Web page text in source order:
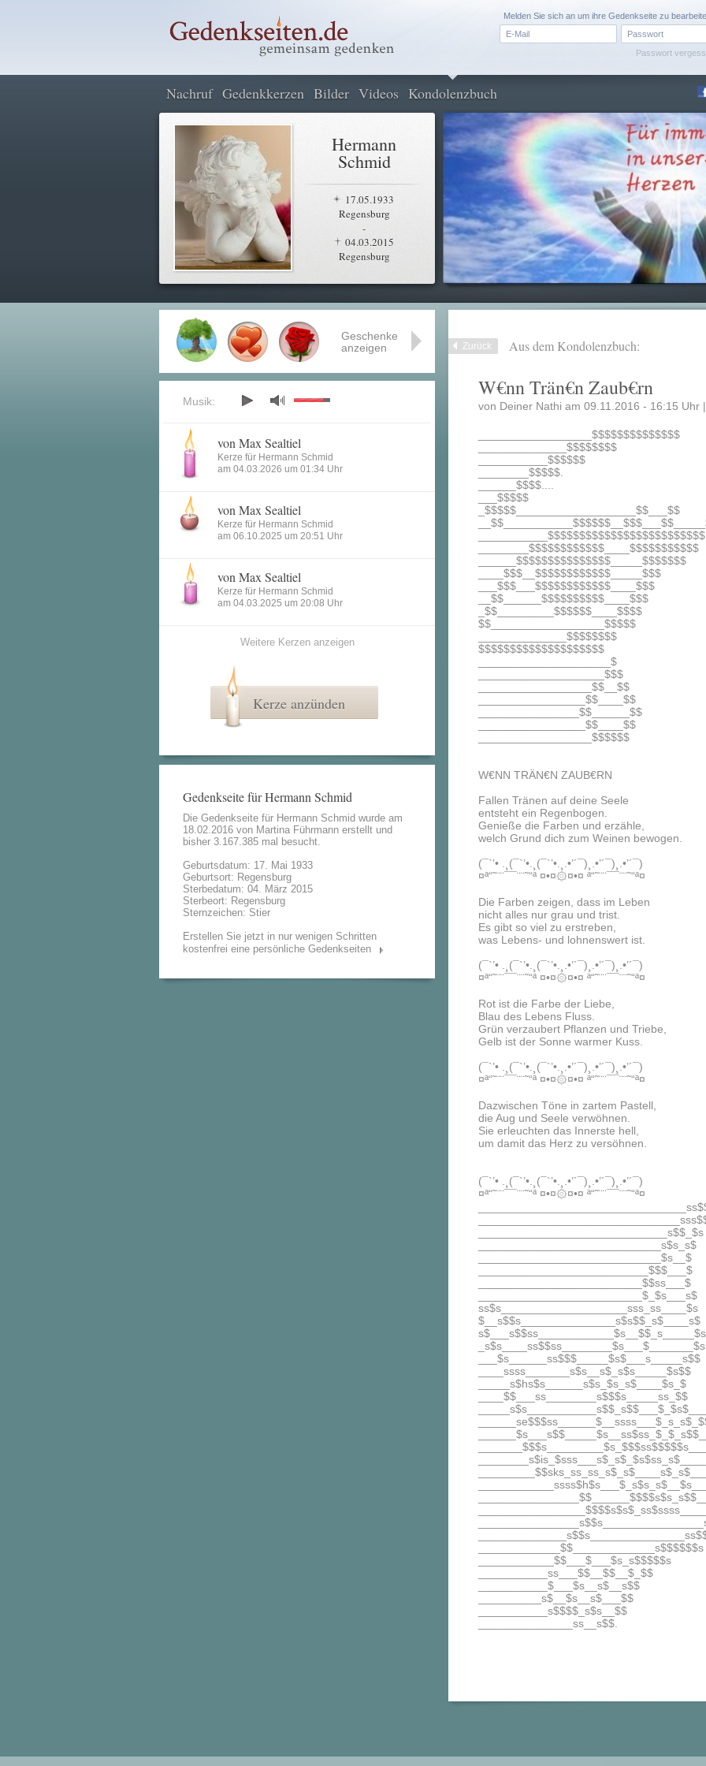
Passwort
Melden Sie sich an um ihre Gedenkseite zu
Nachruf Gedenkkerzen Bilder Videos Kondolenzbuch
Hermann
Schmid
17.05.1933
Regensburg
-
04.03.2015
Regensburg
Zurück Aus dem Kondolenzbuch:
W€nn Trän€n Zaub€rn
von Deiner Nathi am 09.11.2016 - 16:15 Uhr |
__________________$$$$$$$$$$$$$$
______________$$$$$$$$
___________$$$$$$
________$$$$$.
______$$$$....
___$$$$$
_$$$$$___________________$$___$$
___________$$$$$$$$$$$$$$$$$$$$$$$$$
________$$$$$$$$$$$$____$$$$$$$$$$$
______$$$$$$$$$$$$$$$_____$$$$$$$
____$$$__$$$$$$$$$$$$_____$$$
___$$$___$$$$$$$$$$$$____$$$
__$$______$$$$$$$$$$____$$$
_$$_________$$$$$$____$$$$
$$__________________$$$$$
______________$$$$$$$$
$$$$$$$$$$$$$$$$$$$$
_____________________$
____________________$$$
__________________$$__$$
_________________$$____$$
________________$$______$$
_________________$$____$$
__________________$$$$$$
W€NN TRÄN€N ZAUB€RN
Fallen Tränen auf deine Seele
entsteht ein Regenbogen.
Genieße die Farben und erzähle,
welch Grund dich zum Weinen bewogen.
(¯`’• .¸(¯`’•.¸(¯`’•.¸.•’´¯)¸.•’´¯)¸.•’´¯)
¤ª“˜¨¨¯¯¨¨˜“ª ¤•¤۞¤•¤ ª“˜¨¨¯¯¨¨˜“ª¤
Die Farben zeigen, dass im Leben
nicht alles nur grau und trist.
Es gibt so viel zu erstreben,
was Lebens- und lohnenswert ist.
(¯`’• .¸(¯`’•.¸(¯`’•.¸.•’´¯)¸.•’´¯)¸.•’´¯)
¤ª“˜¨¨¯¯¨¨˜“ª ¤•¤۞¤•¤ ª“˜¨¨¯¯¨¨˜“ª¤
Rot ist die Farbe der Liebe,
Blau des Lebens Fluss.
Grün verzaubert Pflanzen und Triebe,
Gelb ist der Sonne warmer Kuss.
(¯`’• .¸(¯`’•.¸(¯`’•.¸.•’´¯)¸.•’´¯)¸.•’´¯)
¤ª“˜¨¨¯¯¨¨˜“ª ¤•¤۞¤•¤ ª“˜¨¨¯¯¨¨˜“ª¤
Dazwischen Töne in zartem Pastell,
die Aug und Seele verwöhnen.
Sie erleuchten das Innerste hell,
um damit das Herz zu versöhnen.
(¯`’• .¸(¯`’•.¸(¯`’•.¸.•’´¯)¸.•’´¯)¸.•’´¯)
¤ª“˜¨¨¯¯¨¨˜“ª ¤•¤۞¤•¤ ª“˜¨¨¯¯¨¨˜“ª¤
______________________________s$$_$s
_____________________________s$s_s$
_____________________________$s__$
___________________________$$$___$
__________________________$$ss___$
__________________________$_$s___s$
ss$s____________________sss_ss____$s
$__s$$s_______________s$s$$_s$____s$
s$___s$$ss____________$s__$$_s_____$s
_s$s____ss$$ss________$s___$_______$s
___$s______ss$$$_____$s$___s_____s$$
____ssss_______s$s__s$_s$s_____$s$$
_____s$hs$s______s$s_$s_s$____$s_$
____$$___ss________s$$$s_____ss_$$
_____________$$_____________s$$$$$$s
____________$$___$___$s_s$$$$$s
___________ss___$$__$$__$_$$
___________$___$s__s$__s$$
__________s$__$s__s$___$$
___________s$$$$_s$s__$$
_______________ss__s$$.
Geschenke
anzeigen
Musik:
von Max Sealtiel
Kerze für Hermann Schmid
am 04.03.2026 um 01:34 Uhr
von Max Sealtiel
Kerze für Hermann Schmid
am 06.10.2025 um 20:51 Uhr
von Max Sealtiel
Kerze für Hermann Schmid
am 04.03.2025 um 20:08 Uhr
Weitere Kerzen anzeigen
Kerze anzünden
Gedenkseite für Hermann Schmid
Die Gedenkseite für Hermann Schmid wurde am
18.02.2016 von Martina Führmann erstellt und
bisher 3.167.385 mal besucht.
Geburtsdatum: 17. Mai 1933
Geburtsort: Regensburg
Sterbedatum: 04. März 2015
Sterbeort: Regensburg
Sternzeichen: Stier
Erstellen Sie jetzt in nur wenigen Schritten
kostenfrei eine persönliche Gedenkseiten